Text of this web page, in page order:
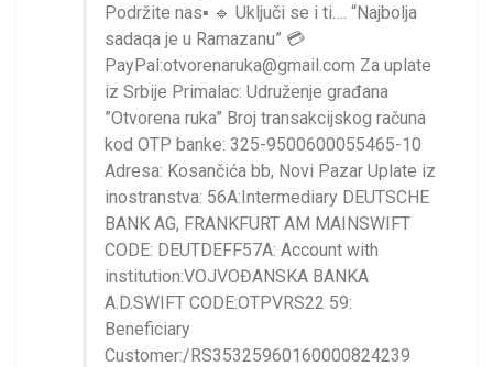
Podržite nas▪️ 🔹 Uključi se i ti…. “Najbolja
sadaqa je u Ramazanu” 💳
PayPal:otvorenaruka@gmail.com Za uplate
iz Srbije Primalac: Udruženje građana
”Otvorena ruka” Broj transakcijskog računa
kod OTP banke: 325-9500600055465-10
Adresa: Kosančića bb, Novi Pazar Uplate iz
inostranstva: 56A:Intermediary DEUTSCHE
BANK AG, FRANKFURT AM MAINSWIFT
CODE: DEUTDEFF57A: Account with
institution:VOJVOĐANSKA BANKA
A.D.SWIFT CODE:OTPVRS22 59:
Beneficiary
Customer:/RS35325960160000824239